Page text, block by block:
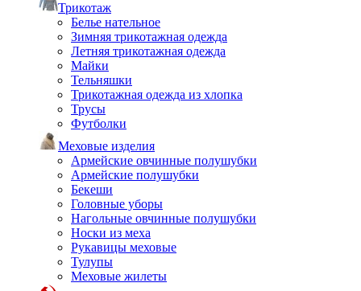
Трикотаж
Белье нательное
Зимняя трикотажная одежда
Летняя трикотажная одежда
Майки
Тельняшки
Трикотажная одежда из хлопка
Трусы
Футболки
Меховые изделия
Армейские овчинные полушубки
Армейские полушубки
Бекеши
Головные уборы
Нагольные овчинные полушубки
Носки из меха
Рукавицы меховые
Тулупы
Меховые жилеты